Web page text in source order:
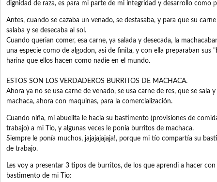
dignidad de raza, es para mi parte de mi integridad y desarrollo como
Antes, cuando se cazaba un venado, se destasaba, y para que su
salaba y se desecaba al sol.
Cuando querian comer, esa carne, ya salada y desecada, la
una especie como de algodon, asi de finita, y con ella preparaban sus
harina que ellos hacen como nadie en el mundo.
ESTOS SON LOS VERDADEROS BURRITOS DE MACHACA.
Ahora ya no se usa carne de venado, se usa carne de res, que se sala y
machaca, ahora con maquinas, para la comercialización.
Cuando niña, mi abuelita le hacia su bastimento (provisiones de
trabajo) a mi Tio, y algunas veces le ponía burritos de machaca.
Siempre le ponía muchos, jajajajajaja!, porque mi tío compartía su
de trabajo.
Les voy a presentar 3 tipos de burritos, de los que aprendi a hacer
bastimento de mi Tio: